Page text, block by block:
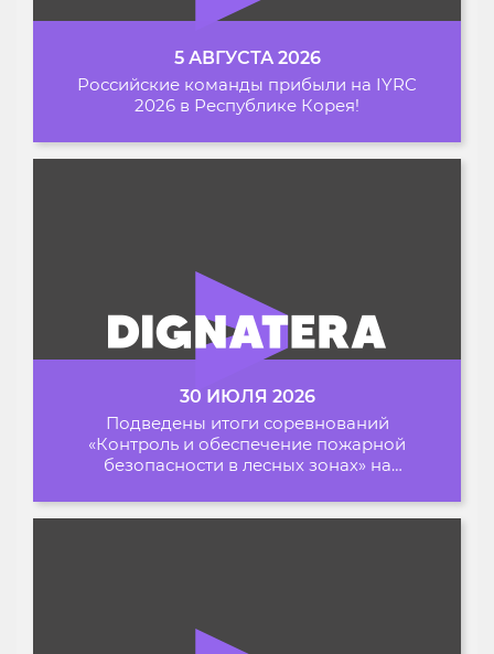
5 АВГУСТА 2026
Российские команды прибыли на IYRC
2026 в Республике Корея!
30 ИЮЛЯ 2026
Подведены итоги соревнований
«Контроль и обеспечение пожарной
безопасности в лесных зонах» на